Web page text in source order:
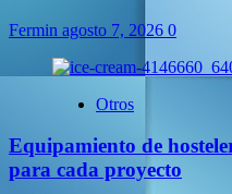
Fermin agosto 7, 2026 0
Otros
Equipamiento de
para cada proyecto